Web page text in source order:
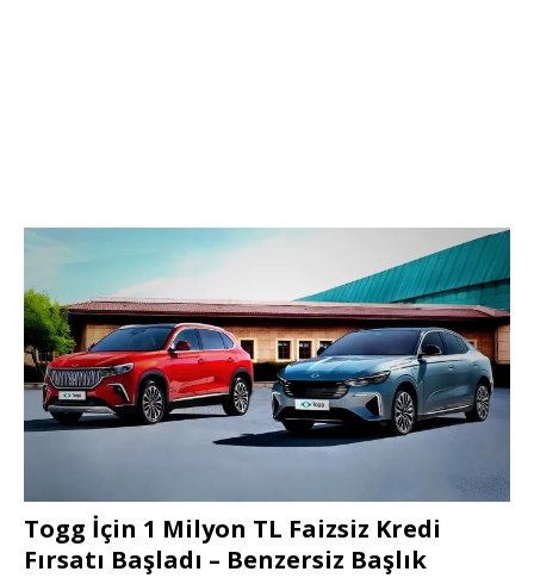
Togg İçin 1 Milyon TL Faizsiz Kredi
Fırsatı Başladı – Benzersiz Başlık